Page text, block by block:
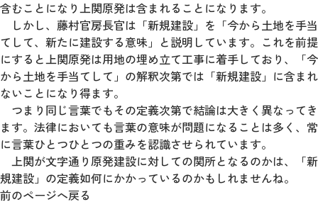
含むことになり上関原発は含まれることになります。
しかし、藤村官房長官は「新規建設」を「今から土地を手当
てして、新たに建設する意味」と説明しています。これを前提
にすると上関原発は用地の埋め立て工事に着手しており、「今
から土地を手当てして」の解釈次第では「新規建設」に含まれ
ないことになり得ます。
つまり同じ言葉でもその定義次第で結論は大きく異なってき
ます。法律においても言葉の意味が問題になることは多く、常
に言葉ひとつひとつの重みを認識させられています。
上関が文字通り原発建設に対しての関所となるのかは、「新
規建設」の定義如何にかかっているのかもしれませんね。
前のページへ戻る